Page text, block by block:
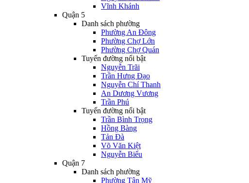
Vĩnh Khánh
Quận 5
Danh sách phường
Phường An Đông
Phường Chợ Lớn
Phường Chợ Quán
Tuyến đường nổi bật
Nguyễn Trãi
Trần Hưng Đạo
Nguyễn Chí Thanh
An Dương Vương
Trần Phú
Tuyến đường nổi bật
Trần Bình Trọng
Hồng Bàng
Tản Đà
Võ Văn Kiệt
Nguyễn Biểu
Quận 7
Danh sách phường
Phường Tân Mỹ